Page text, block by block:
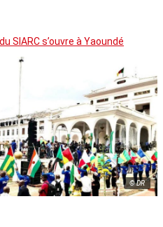
SIARC s’ouvre à Yaoundé
© DR